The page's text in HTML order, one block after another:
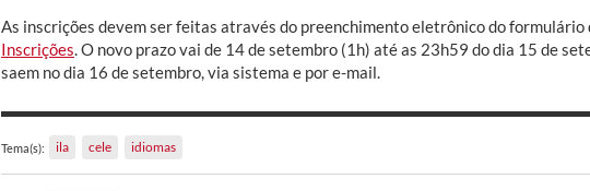
As inscrições devem ser feitas através do preenchimento eletrônico do formulário
Inscrições . O novo prazo vai de 14 de setembro (1h) até as 23h59 do dia 15 de
saem no dia 16 de setembro, via sistema e por e-mail.
Tema(s): ila cele idiomas